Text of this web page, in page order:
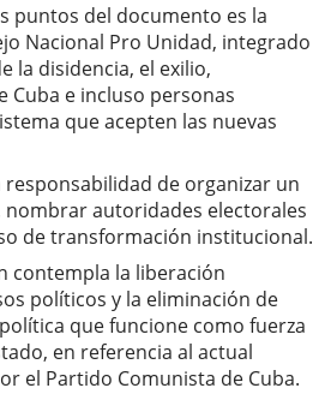
puntos del documento es la
Nacional Pro Unidad, integrado
la disidencia, el exilio,
Cuba e incluso personas
que acepten las nuevas
de organizar un
autoridades electorales
de transformación institucional.
contempla la liberación
políticos y la eliminación de
que funcione como fuerza
en referencia al actual
el Partido Comunista de Cuba.